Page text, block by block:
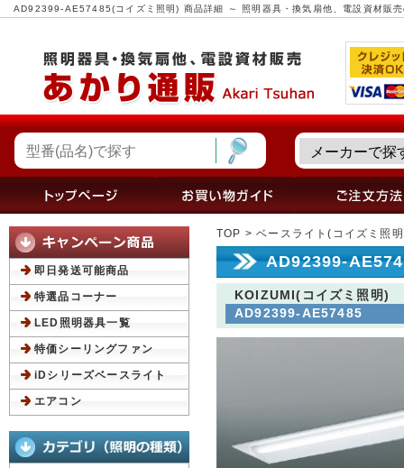
AD92399-AE57485(コイズミ照明) 商品詳細 ～ 照明器具・換気扇他、電設資材販
TOP >ベースライト(コイズミ照
AD92399-
KOIZUMI(コイズミ照明)
AD92399-AE57485
即日発送可能商品
特選品コーナー
LED照明器具一覧
特価シーリングファン
iDシリーズベースライト
エアコン